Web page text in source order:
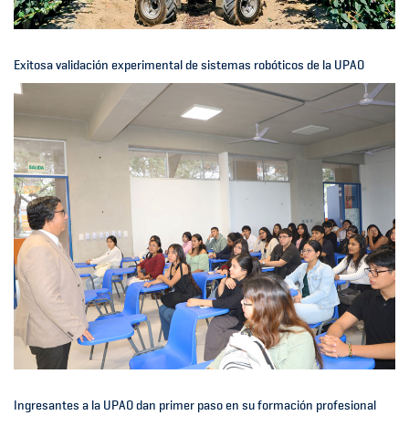
Exitosa validación experimental de sistemas robóticos de la UPAO
Ingresantes a la UPAO dan primer paso en su formación profesional